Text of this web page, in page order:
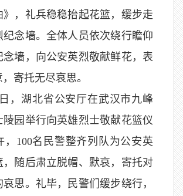
》，礼兵稳稳抬起花篮，缓步走
纪念墙。全体人员依次绕行瞻仰
念墙，向公安英烈敬献鲜花，表
寄托无尽哀思。
，湖北省公安厅在武汉市九峰
陵园举行向英雄烈士敬献花篮仪
，100名民警整齐列队为公安英
，随后肃立脱帽、默哀，寄托对
思。礼毕，民警们缓步绕行，